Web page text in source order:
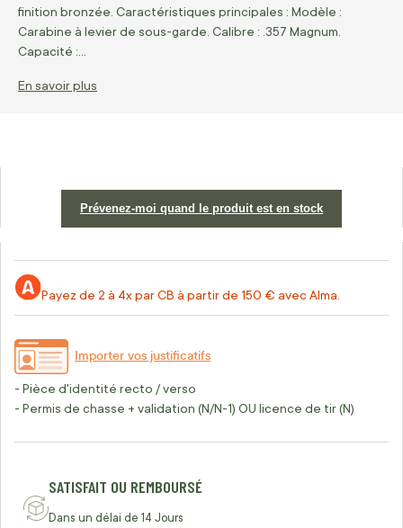
finition bronzée. Caractéristiques principales : Modèle :
Carabine à levier de sous-garde. Calibre : .357 Magnum.
Capacité :…
En savoir plus
Prévenez-moi quand le produit est en stock
Payez de 2 à 4x par CB à partir de 150 € avec Alma.
Importer vos justificatifs
- Pièce d'identité recto / verso
- Permis de chasse + validation (N/N-1) OU licence de tir (N)
SATISFAIT OU REMBOURSÉ
Dans un délai de 14 Jours